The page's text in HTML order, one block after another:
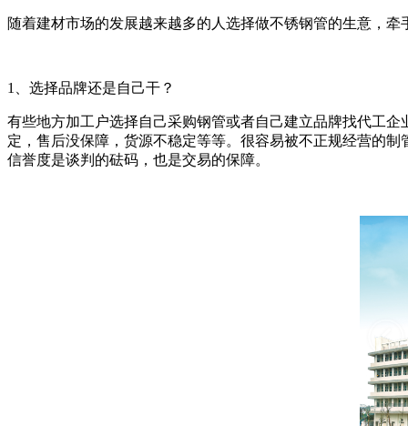
随着建材市场的发展越来越多的人选择做不锈钢管的生意，
1、选择品牌还是自己干？
有些地方加工户选择自己采购钢管或者自己建立品牌找代工
定，售后没保障，货源不稳定等等。很容易被不正规经营的制
信誉度是谈判的砝码，也是交易的保障。